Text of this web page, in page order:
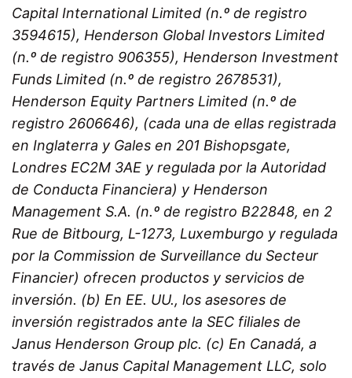
Capital International Limited (n.º de registro
3594615), Henderson Global Investors Limited
(n.º de registro 906355), Henderson Investment
Funds Limited (n.º de registro 2678531),
Henderson Equity Partners Limited (n.º de
registro 2606646), (cada una de ellas registrada
en Inglaterra y Gales en 201 Bishopsgate,
Londres EC2M 3AE y regulada por la Autoridad
de Conducta Financiera) y Henderson
Management S.A. (n.º de registro B22848, en 2
Rue de Bitbourg, L-1273, Luxemburgo y regulada
por la Commission de Surveillance du Secteur
Financier) ofrecen productos y servicios de
inversión. (b) En EE. UU., los asesores de
inversión registrados ante la SEC filiales de
Janus Henderson Group plc. (c) En Canadá, a
través de Janus Capital Management LLC, solo